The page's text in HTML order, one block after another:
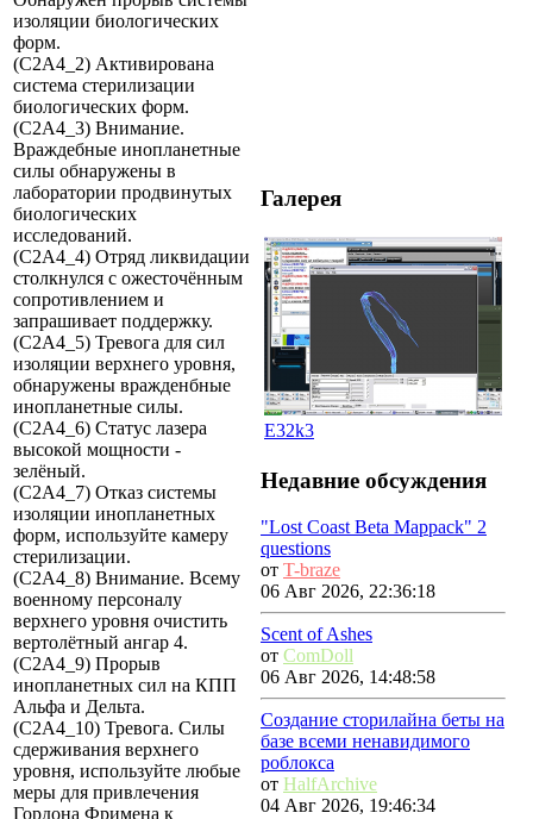
изоляции биологических
форм.
(C2A4_2) Активирована
система стерилизации
биологических форм.
(C2A4_3) Внимание.
Враждебные инопланетные
силы обнаружены в
лаборатории продвинутых
биологических
исследований.
(C2A4_4) Отряд ликвидации
столкнулся с ожесточённым
сопротивлением и
запрашивает поддержку.
(C2A4_5) Тревога для сил
изоляции верхнего уровня,
обнаружены вражденбные
инопланетные силы.
(C2A4_6) Статус лазера
высокой мощности -
зелёный.
(C2A4_7) Отказ системы
изоляции инопланетных
форм, используйте камеру
стерилизации.
(C2A4_8) Внимание. Всему
военному персоналу
верхнего уровня очистить
вертолётный ангар 4.
(C2A4_9) Прорыв
инопланетных сил на КПП
Альфа и Дельта.
(C2A4_10) Тревога. Силы
сдерживания верхнего
уровня, используйте любые
меры для привлечения
Гордона Фримена к
Галерея
E32k3
Недавние обсуждения
"Lost Coast Beta Mappack" 2
questions
от T-braze
06 Авг 2026, 22:36:18
Scent of Ashes
от ComDoll
06 Авг 2026, 14:48:58
Создание сторилайна беты на
базе всеми ненавидимого
роблокса
от HalfArchive
04 Авг 2026, 19:46:34